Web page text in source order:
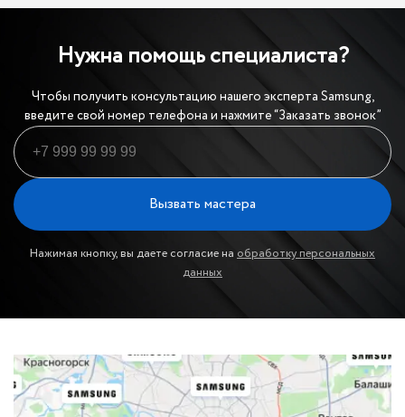
Нужна помощь специалиста?
Чтобы получить консультацию нашего эксперта Samsung,
введите свой номер телефона и нажмите “Заказать звонок”
Вызвать мастера
Нажимая кнопку, вы даете согласие на обработку персональных
данных